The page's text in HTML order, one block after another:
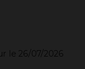
le 26/07/2026